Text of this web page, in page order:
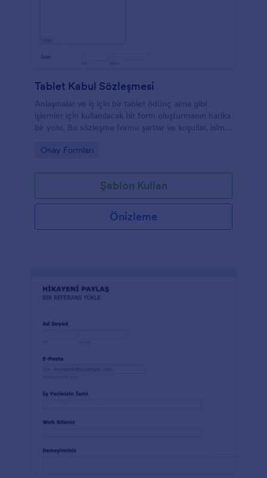
Tablet Kabul Sözleşmesi
Anlaşmalar ve iş için bir tablet ödünç alma gibi
işlemler için kullanılacak bir form oluşturmanın harika
bir yolu. Bu sözleşme formu şartlar ve koşullar, isim
imzalayabilir, böylece şart ve koşullarınızı kabul
Go to Category:
Onay Formları
Şablon Kullan
Önizleme